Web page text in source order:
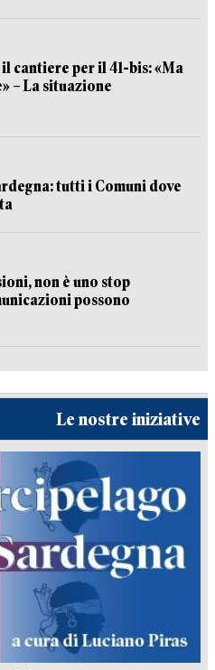
cantiere per il 41-bis: «Ma
– La situazione
tutti i Comuni dove
non è uno stop
possono
Le nostre iniziative